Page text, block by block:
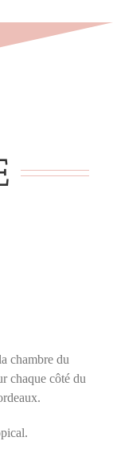
chambre du
chaque côté du